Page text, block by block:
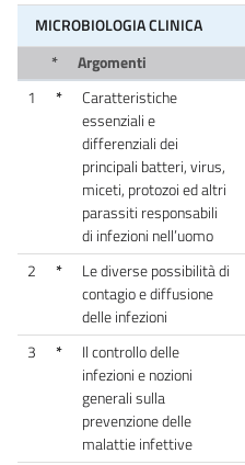
MICROBIOLOGIA CLINICA
*
Argomenti
1
*
Caratteristiche
essenziali e
differenziali dei
principali batteri, virus,
miceti, protozoi ed altri
parassiti responsabili
di infezioni nell’uomo
2 *
Le diverse possibilità di
contagio e diffusione
delle infezioni
3 *
Il controllo delle
infezioni e nozioni
generali sulla
prevenzione delle
malattie infettive